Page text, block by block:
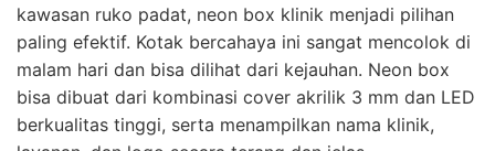
kawasan ruko padat, neon box klinik menjadi pilihan
paling efektif. Kotak bercahaya ini sangat mencolok di
malam hari dan bisa dilihat dari kejauhan. Neon box
bisa dibuat dari kombinasi cover akrilik 3 mm dan LED
berkualitas tinggi, serta menampilkan nama klinik,